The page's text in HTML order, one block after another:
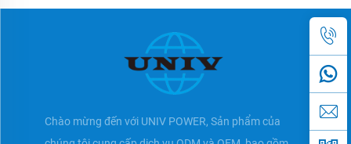
Chào mừng đến với UNIV POWER, Sản phẩm của